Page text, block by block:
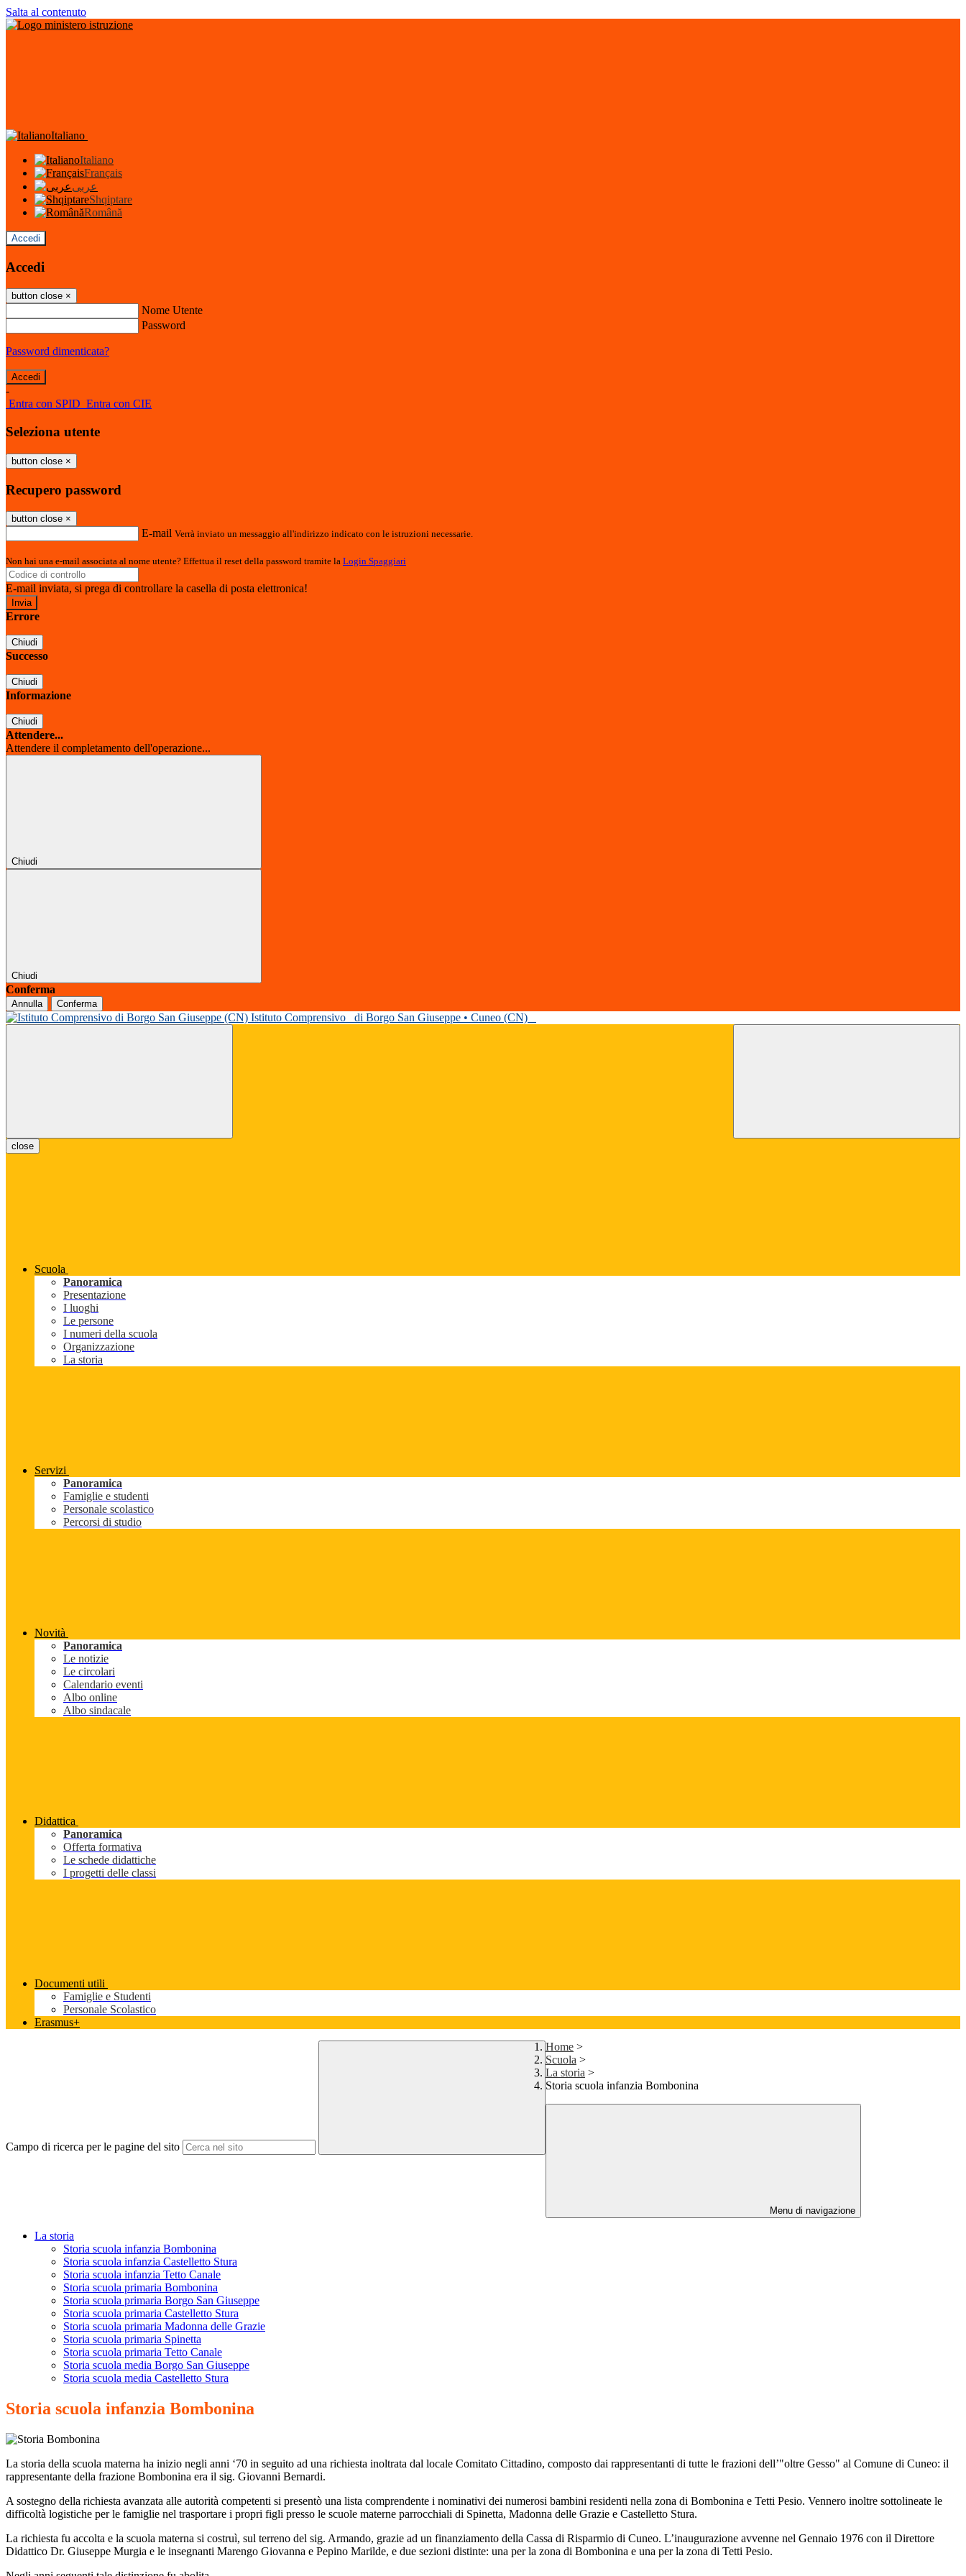
Salta al contenuto
Italiano
Italiano
Français
عربى
Shqiptare
Română
Accedi
Accedi
button close ×
Nome Utente
Password
Password dimenticata?
-
Entra con SPID Entra con CIE
Seleziona utente
button close ×
Recupero password
button close ×
E-mail Verrà inviato un messaggio all'indirizzo indicato con le istruzioni necessarie.
Non hai una e-mail associata al nome utente? Effettua il reset della password tramite la Login Spaggiari
E-mail inviata, si prega di controllare la casella di posta elettronica!
Errore
Chiudi
Successo
Chiudi
Informazione
Chiudi
Attendere...
Attendere il completamento dell'operazione...
Chiudi
Chiudi
Conferma
Annulla Conferma
Istituto Comprensivo di Borgo San Giuseppe • Cuneo (CN)
close
Scuola
Panoramica
Presentazione
I luoghi
Le persone
I numeri della scuola
Organizzazione
La storia
Servizi
Panoramica
Famiglie e studenti
Personale scolastico
Percorsi di studio
Novità
Panoramica
Le notizie
Le circolari
Calendario eventi
Albo online
Albo sindacale
Didattica
Panoramica
Offerta formativa
Le schede didattiche
I progetti delle classi
Documenti utili
Famiglie e Studenti
Personale Scolastico
Erasmus+
Campo di ricerca per le pagine del sito
Home >
Scuola >
La storia >
Storia scuola infanzia Bombonina
Menu di navigazione
La storia
Storia scuola infanzia Bombonina
Storia scuola infanzia Castelletto Stura
Storia scuola infanzia Tetto Canale
Storia scuola primaria Bombonina
Storia scuola primaria Borgo San Giuseppe
Storia scuola primaria Castelletto Stura
Storia scuola primaria Madonna delle Grazie
Storia scuola primaria Spinetta
Storia scuola primaria Tetto Canale
Storia scuola media Borgo San Giuseppe
Storia scuola media Castelletto Stura
Storia scuola infanzia Bombonina
La storia della scuola materna ha inizio negli anni ‘70 in seguito ad una richiesta inoltrata dal locale Comitato Cittadino, composto dai rappresentanti di tutte le frazioni dell’"oltre Gesso" al Comune di Cuneo: il
rappresentante della frazione Bombonina era il sig. Giovanni Bernardi.
A sostegno della richiesta avanzata alle autorità competenti si presentò una lista comprendente i nominativi dei numerosi bambini residenti nella zona di Bombonina e Tetti Pesio. Vennero inoltre sottolineate le
difficoltà logistiche per le famiglie nel trasportare i propri figli presso le scuole materne parrocchiali di Spinetta, Madonna delle Grazie e Castelletto Stura.
La richiesta fu accolta e la scuola materna si costruì, sul terreno del sig. Armando, grazie ad un finanziamento della Cassa di Risparmio di Cuneo. L’inaugurazione avvenne nel Gennaio 1976 con il Direttore
Didattico Dr. Giuseppe Murgia e le insegnanti Marengo Giovanna e Pepino Marilde, e due sezioni distinte: una per la zona di Bombonina e una per la zona di Tetti Pesio.